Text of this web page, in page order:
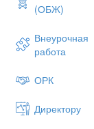
(ОБЖ)
Внеурочная
работа
ОРК
Директору